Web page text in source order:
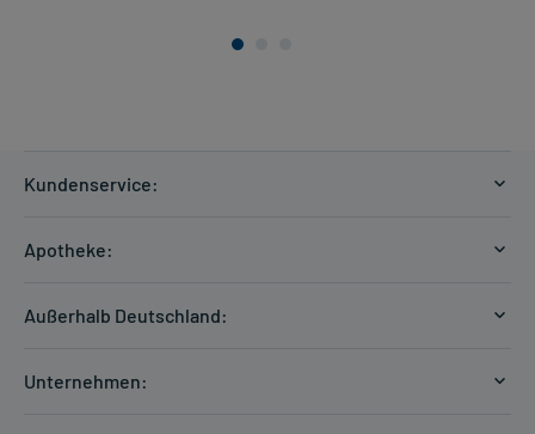
Kundenservice:
Hilfe
Apotheke:
Außerhalb Deutschland:
Unternehmen: